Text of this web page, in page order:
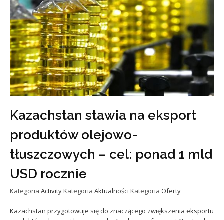
Kazachstan stawia na eksport
produktów olejowo-
tłuszczowych – cel: ponad 1 mld
USD rocznie
Kategoria ActivityKategoria Aktualności Kategoria Oferty
Kazachstan przygotowuje się do znaczącego zwiększenia eksportu